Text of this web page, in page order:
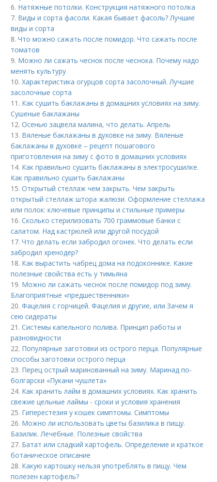
6. Натяжные потолки. Конструкция натяжного потолка
7. Виды и сорта фасоли. Какая бывает фасоль? Лучшие
виды и сорта
8.Что можно сажать после помидор. Что сажать после
томатов
9. Можно ли сажать чеснок после чеснока. Почему надо
менять культуру
10.Характеристика огурцов сорта засолочный. Лучшие
засолочные сорта
11. Как сушить баклажаны в домашних условиях на зиму.
Сушеные баклажаны
12.Осенью зацвела малина, что делать. Апрель
13. Вяленые баклажаны в духовке на зиму. Вяленые
баклажаны в духовке – рецепт пошагового
приготовления на зиму с фото в домашних условиях
14. Как правильно сушить баклажаны в электросушилке.
Как правильно сушить баклажаны
15.Открытый стеллаж чем закрыть. Чем закрыть
открытый стеллаж штора жалюзи. Оформление стеллажа
или полок: ключевые принципы и стильные примеры
16.Сколько стерилизовать 700 граммовые банки с
салатом. Над кастрюлей или другой посудой
17.Что делать если забродил огонек. Что делать если
забродил хренодер?
18. Как вырастить чабрец дома на подоконнике. Какие
полезные свойства есть у тимьяна
19. Можно ли сажать чеснок после помидор под зиму.
Благоприятные «предшественники»
20.Фацелия с горчицей. Фацелия и другие, или Зачем я
сею сидераты
21.Системы капельного полива. Принцип работы и
разновидности
22. Популярные заготовки из острого перца. Популярные
способы заготовки острого перца
23. Перец острый маринованный на зиму. Маринад по-
болгарски «Пукани чушлета»
24. Как хранить лайм в домашних условиях. Как хранить
свежие цельные лаймы - сроки и условия хранения
25. Гиперестезия у кошек симптомы. Симптомы
26. Можно ли использовать цветы базилика в пищу.
Базилик. Лечебные. Полезные свойства
27. Батат или сладкий картофель. Определение и краткое
ботаническое описание
28. Какую картошку нельзя употреблять в пищу. Чем
полезен картофель?